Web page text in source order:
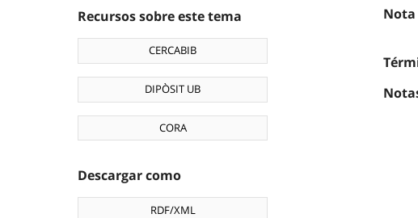
Recursos sobre este tema
CERCABIB
DIPÒSIT UB
CORA
Descargar como
RDF/XML
Nota